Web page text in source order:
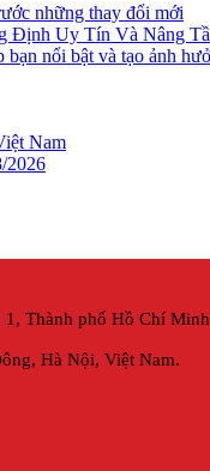
những thay đổi mới
Định Uy Tín Và Nâng
nổi bật và tạo ảnh
Nam
2026
Thành phố Hồ Chí
Hà Nội, Việt Nam.